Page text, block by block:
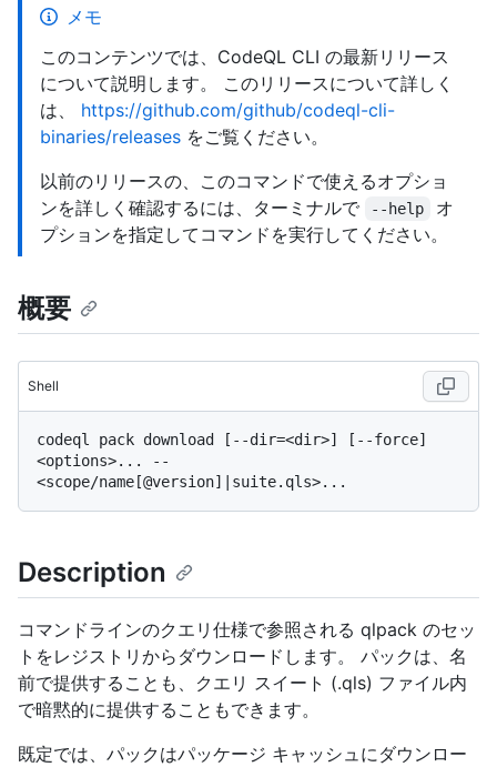
メモ
このコンテンツでは、CodeQL CLI の最新リリース
について説明します。 このリリースについて詳しく
は、 https://github.com/github/codeql-cli-
binaries/releases をご覧ください。
以前のリリースの、このコマンドで使えるオプショ
ンを詳しく確認するには、ターミナルで
--help
オ
プションを指定してコマンドを実行してください。
概要
Shell
codeql pack download [--dir=<dir>] [--force]
<options>... --
Description
コマンドラインのクエリ仕様で参照される qlpack のセッ
トをレジストリからダウンロードします。 パックは、名
前で提供することも、クエリ スイート (.qls) ファイル内
で暗黙的に提供することもできます。
既定では、パックはパッケージ キャッシュにダウンロー